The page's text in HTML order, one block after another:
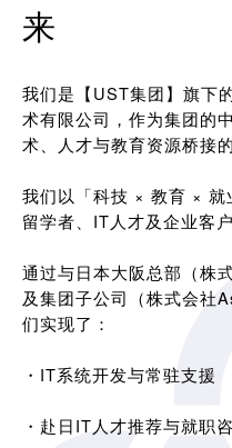
来
我们是【UST集团】旗下
术有限公司，作为集团的
术、人才与教育资源桥接的
我们以「科技 × 教育 × 就
留学者、IT人才及企业客
通过与日本大阪总部（株
及集团子公司（株式会社
们实现了：
・IT系统开发与常驻支援
・赴日IT人才推荐与就职